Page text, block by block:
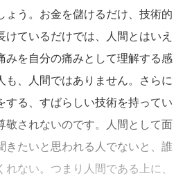
ょう。お金を儲けるだけ、技術的
けているだけでは、人間とはいえ
みを自分の痛みとして理解する感
も、人間ではありません。さらに
する、すばらしい技術を持ってい
敬されないのです。人間として面
きたいと思われる人でないと、誰
ない。つまり人間である上に、